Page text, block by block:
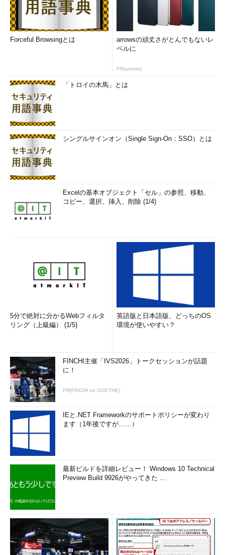
第一に、ユーザー組織は、自社とEnterprise CloudをNTT Com
の仮想専用線サービスである「Arcstar Universal One」で結び、
セキュリティを確保したレイヤ2接続で、Enterprise Cloudが自社
データセンターにあるかのように利用できる。Arcstar Universal
Oneでは「Multi Cloud Connect」というサービスオプションの
AWS、Azureなどをつなぐことができる。
第二に、Enterprise Cloudでは複雑なネットワーク構成に対応
し、既存の社内データセンターのトポロジーをそのまま再現する
るという。
第三は国際的な大容量バックボーンを活用して、クラウド拠点
間の高速無料接続を提供することだ。同社は11カ国14拠点で同サ
結ばれ、拠点間通信にコストは掛からない。
第四は、ネットワークセキュリティの適用だ。「WideAngle」
ケーションにまたがるセキュリティ監視サービスを、新サービス
PaaSに関しては、当初Cloud Foundryを共有型クラウド上で提
供する。その後にはホステッドプライベートクラウド上で提供す
ることを検討している。PaaSに関してもニーズに応じた利用選
択肢を提供できることが重要だという。
新サービスは3月1日に日本で提供開始、今後2016年中に英
Forceful Browsingとは
arrowsの頑丈さがとんでもないレ
ベルに
PR(arrows)
「トロイの木馬」とは
シングルサインオン（Single Sign-On：SSO）とは
Excelの基本オブジェクト「セル」の参照、移動、
コピー、選択、挿入、削除 (1/4)
5分で絶対に分かるWebフィルタ
リング（上級編） (1/5)
英語版と日本語版、どっちのOS
環境が使いやすい？
FINCHI主催「IVS2026」トークセッションが話題
に！
PR(FINCHI on GOETHE)
IEと.NET Frameworkのサポートポリシーが変わり
ます（1年後ですが……）
最新ビルドを詳細レビュー！ Windows 10 Technical
Preview Build 9926がやってきた ...